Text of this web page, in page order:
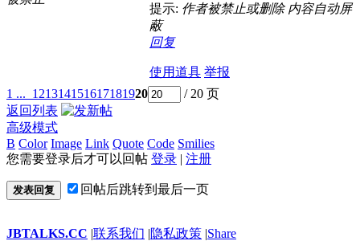
提示: 作者被禁止或删除 内容自动屏
蔽
回复
使用道具 举报
1 ... 121314151617181920
/ 20 页
返回列表
高级模式
B Color Image Link Quote Code Smilies
您需要登录后才可以回帖 登录 | 注册
发表回复 回帖后跳转到最后一页
JBTALKS.CC |联系我们 |隐私政策 |Share